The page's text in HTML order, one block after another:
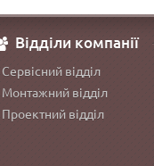
Відділи компанії
Сервісний відділ
Монтажний відділ
Проектний відділ